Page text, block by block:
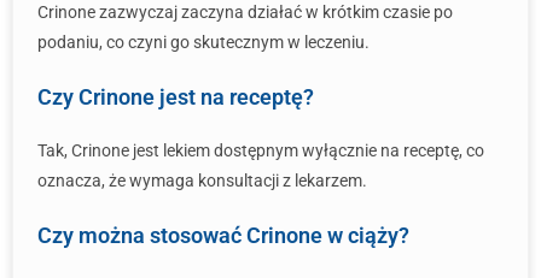
Crinone zazwyczaj zaczyna działać w krótkim czasie po
podaniu, co czyni go skutecznym w leczeniu.
Czy Crinone jest na receptę?
Tak, Crinone jest lekiem dostępnym wyłącznie na receptę, co
oznacza, że wymaga konsultacji z lekarzem.
Czy można stosować Crinone w ciąży?